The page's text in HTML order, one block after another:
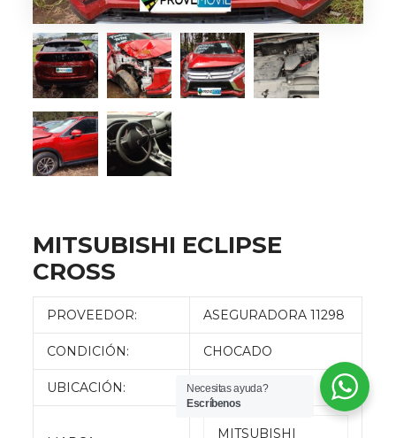
MITSUBISHI ECLIPSE
CROSS
PROVEEDOR: ASEGURADORA 11298
CONDICIÓN: CHOCADO
UBICACIÓN: QUITO
MITSUBISHI
Necesitas ayuda?
Escríbenos